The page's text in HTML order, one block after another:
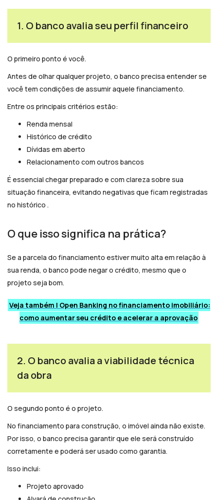
1. O banco avalia seu perfil financeiro
O primeiro ponto é você.
Antes de olhar qualquer projeto, o banco precisa entender se
você tem condições de assumir aquele financiamento.
Entre os principais critérios estão:
Renda mensal
Histórico de crédito
Dívidas em aberto
Relacionamento com outros bancos
É essencial chegar preparado e com clareza sobre sua
situação financeira, evitando negativas que ficam registradas
no histórico .
O que isso significa na prática?
Se a parcela do financiamento estiver muito alta em relação à
sua renda, o banco pode negar o crédito, mesmo que o
projeto seja bom.
Veja também | Open Banking no financiamento imobiliário:
como aumentar seu crédito e acelerar a aprovação
2. O banco avalia a viabilidade técnica
da obra
O segundo ponto é o projeto.
No financiamento para construção, o imóvel ainda não existe.
Por isso, o banco precisa garantir que ele será construído
corretamente e poderá ser usado como garantia.
Isso inclui:
Projeto aprovado